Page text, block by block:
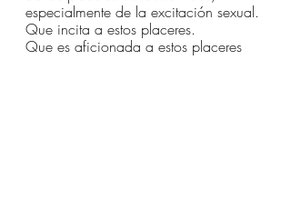
especialmente de la excitación sexual.
Que incita a estos placeres.
Que es aficionada a estos placeres